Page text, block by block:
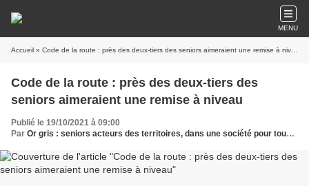
MENU
Accueil » Code de la route : près des deux-tiers des seniors aimeraient une remise à niveau
Code de la route : près des deux-tiers des
seniors aimeraient une remise à niveau
Publié le 19/10/2021 à 09:00
Par Or gris : seniors acteurs des territoires, dans une société pour tous les âges